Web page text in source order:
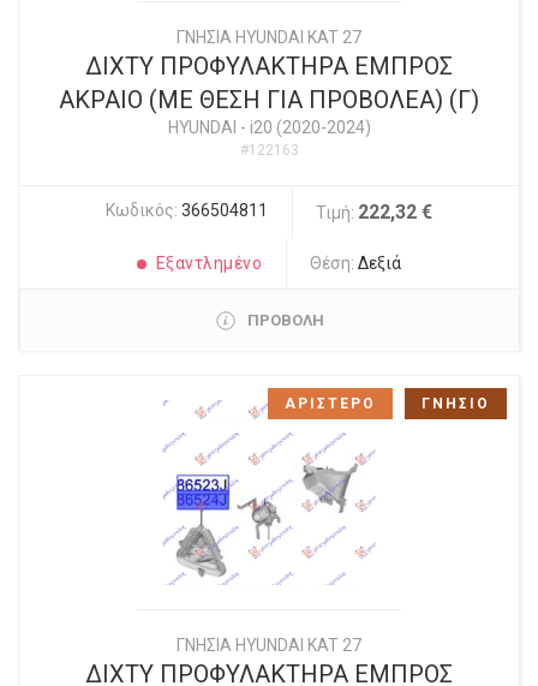
ΓΝΗΣΙΑ HYUNDAI KAT 27
ΔΙΧΤΥ ΠΡΟΦΥΛΑΚΤΗΡΑ ΕΜΠΡΟΣ
ΑΚΡΑΙΟ (ΜΕ ΘΕΣΗ ΓΙΑ ΠΡΟΒΟΛΕΑ) (Γ)
HYUNDAI - i20 (2020-2024)
#122163
Κωδικός: 366504811 Τιμή: 222,32 €
Εξαντλημένο Θέση:Δεξιά
ΠΡΟΒΟΛΗ
ΓΝΗΣΙΑ HYUNDAI KAT 27
ΔΙΧΤΥ ΠΡΟΦΥΛΑΚΤΗΡΑ ΕΜΠΡΟΣ
ΑΡΙΣΤΕΡΟ ΓΝΗΣΙΟ